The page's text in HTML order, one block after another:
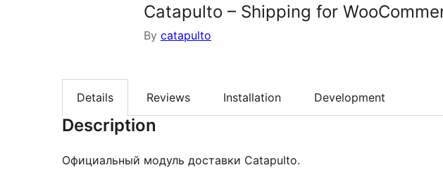
Catapulto – Shipping for
By catapulto
Details Reviews Installation Development
Description
Официальный модуль доставки Catapulto.